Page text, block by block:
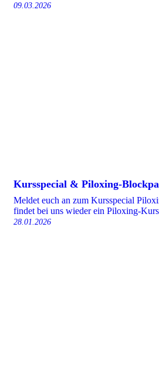
09.03.2026
Kursspecial & Piloxing-
Meldet euch an zum Kursspecial
findet bei uns wieder ein Piloxing-
28.01.2026